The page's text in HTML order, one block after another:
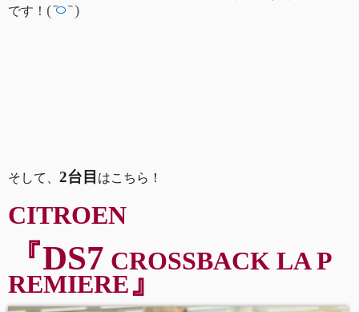
です！ (࿀ )
そして、 2台目 はこちら！
CITROEN
『DS7 CROSSBACK LA P
REMIERE』